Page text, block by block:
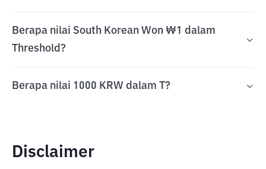
Berapa nilai South Korean Won ₩1 dalam
Threshold?
Berapa nilai 1000 KRW dalam T?
Disclaimer